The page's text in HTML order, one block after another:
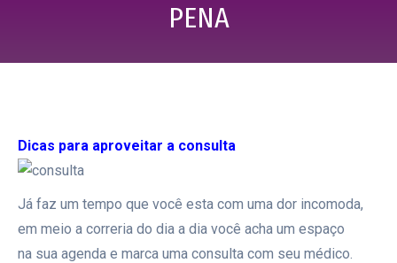
PENA
Dicas para aproveitar a consulta
Já faz um tempo que você esta com uma dor incomoda,
em meio a correria do dia a dia você acha um espaço
na sua agenda e marca uma consulta com seu médico.